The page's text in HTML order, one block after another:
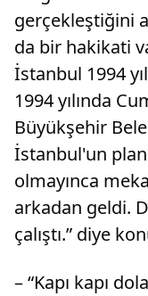
gerçekleştiğini
da bir hakikati
İstanbul 1994
1994 yılında
Büyükşehir
İstanbul'un
olmayınca
arkadan geldi.
çalıştı.” diye
– “Kapı kapı